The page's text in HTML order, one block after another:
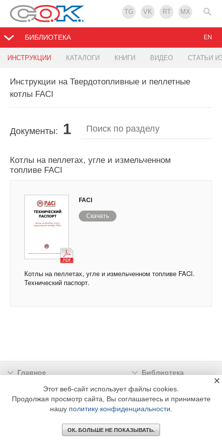
TG VK RT MX
БИБЛИОТЕКА
ИНСТРУКЦИИ КАТАЛОГИ КНИГИ ВИДЕО СТАТЬИ
EN
Инструкции на Твердотопливные и пеллетные
котлы FACI
Документы: 1
Котлы на пеллетах, угле и измельченном
топливе FACI
FACI
Скачать
Котлы на пеллетах, угле и измельченном топливе FACI.
Технический паспорт.
Главное
Библиотека
Подписка
Реклама
Информация
Этот веб-сайт использует файлы cookies.
Продолжая просмотр сайта, Вы соглашаетесь и принимаете
нашу политику конфиденциальности
ОК. БОЛЬШЕ НЕ ПОКАЗЫВАТЬ.
×